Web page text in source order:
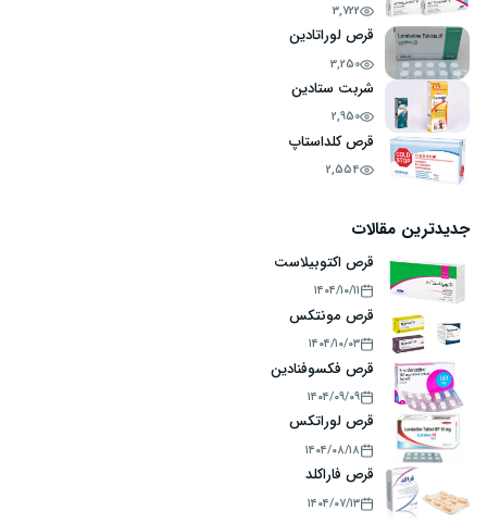
3,722
قرص لوراتادین
3,250
شربت ستادین
2,950
قرص کلداستاپ
2,554
جدیدترین مقالات
قرص اکتوبیلاست
۱۴۰۴/۱۰/۱۱
قرص مونتکس
۱۴۰۴/۱۰/۰۳
قرص فکسوفنادین
۱۴۰۴/۰۹/۰۹
قرص لوراتکس
۱۴۰۴/۰۸/۱۸
قرص فاراکلد
۱۴۰۴/۰۷/۱۳